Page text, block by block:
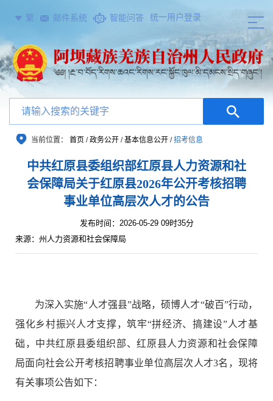
繁 邮件系统 智能问答 统一用户登录
当前位置： 首页 /政务公开 /基本信息公开 /招考信息
中共红原县委组织部红原县人力资源和社
会保障局关于红原县2026年公开考核招聘
事业单位高层次人才的公告
发布时间：2026-05-29 09时35分
来源：州人力资源和社会保障局
为深入实施“人才强县”战略，硕博人才“破百”行动，
强化乡村振兴人才支撑，筑牢“拼经济、搞建设”人才基
础，中共红原县委组织部、红原县人力资源和社会保障
局面向社会公开考核招聘事业单位高层次人才3名，现将
有关事项公告如下：